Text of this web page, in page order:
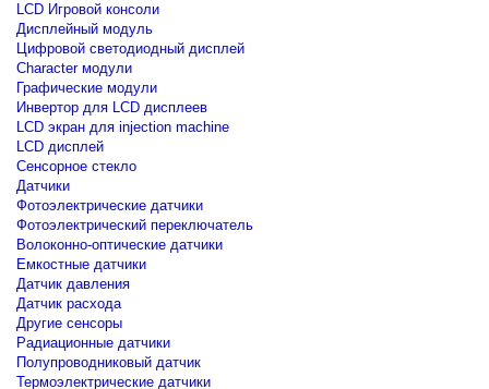
LCD Игровой консоли
Дисплейный модуль
Цифровой светодиодный дисплей
Сharacter модули
Графические модули
Инвертор для LCD дисплеев
LCD экран для injection machine
LCD дисплей
Сенсорное стекло
Датчики
Фотоэлектрические датчики
Фотоэлектрический переключатель
Волоконно-оптические датчики
Емкостные датчики
Датчик давления
Датчик расхода
Другие сенсоры
Радиационные датчики
Полупроводниковый датчик
Термоэлектрические датчики